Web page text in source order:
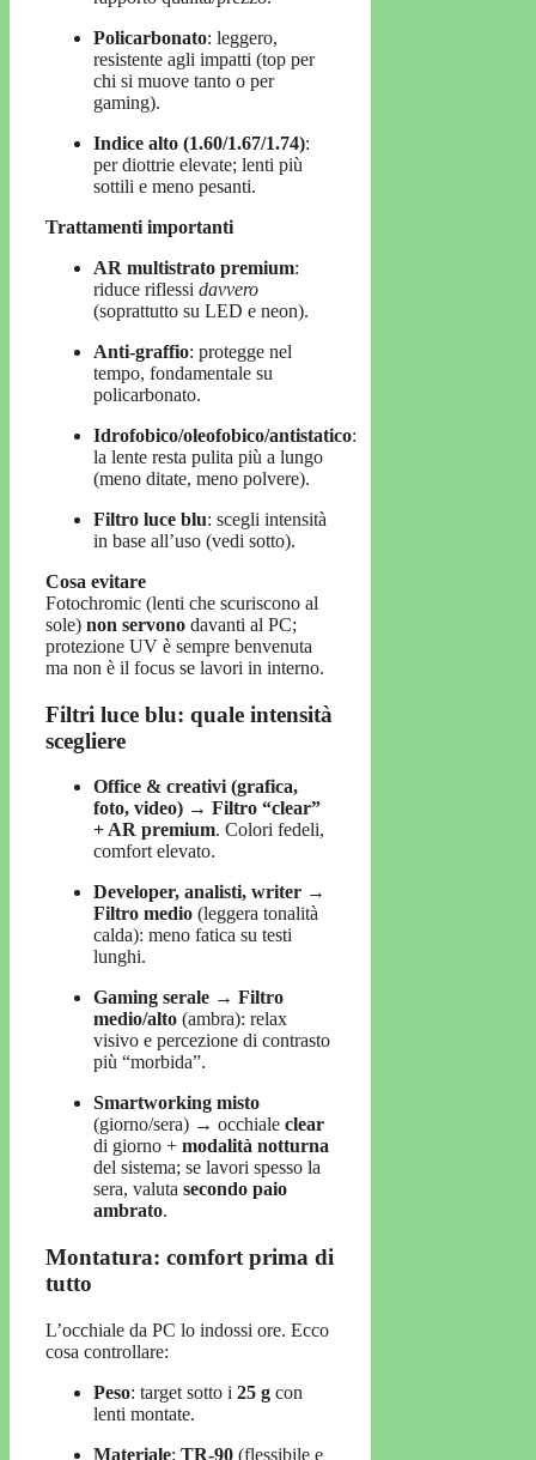
Policarbonato: leggero,
resistente agli impatti (top per
chi si muove tanto o per
gaming).
Indice alto (1.60/1.67/1.74):
per diottrie elevate; lenti più
sottili e meno pesanti.
Trattamenti importanti
AR multistrato premium:
riduce riflessi davvero
(soprattutto su LED e neon).
Anti-graffio: protegge nel
tempo, fondamentale su
policarbonato.
Idrofobico/oleofobico/antistatico:
la lente resta pulita più a lungo
(meno ditate, meno polvere).
Filtro luce blu: scegli intensità
in base all’uso (vedi sotto).
Cosa evitare
Fotochromic (lenti che scuriscono al
sole) non servono davanti al PC;
protezione UV è sempre benvenuta
ma non è il focus se lavori in interno.
Filtri luce blu: quale intensità
scegliere
Office & creativi (grafica,
foto, video) → Filtro “clear”
+ AR premium. Colori fedeli,
comfort elevato.
Developer, analisti, writer →
Filtro medio (leggera tonalità
calda): meno fatica su testi
lunghi.
Gaming serale → Filtro
medio/alto (ambra): relax
visivo e percezione di contrasto
più “morbida”.
Smartworking misto
(giorno/sera) → occhiale clear
di giorno + modalità notturna
del sistema; se lavori spesso la
sera, valuta secondo paio
ambrato.
Montatura: comfort prima di
tutto
L’occhiale da PC lo indossi ore. Ecco
cosa controllare:
Peso: target sotto i 25 g con
lenti montate.
Materiale: TR-90 (flessibile e